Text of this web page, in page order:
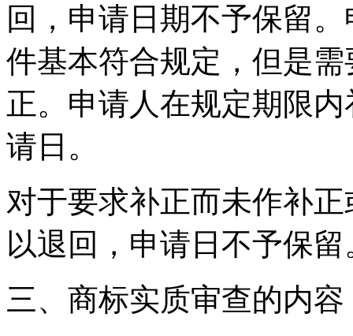
回，申请日期不予保留
件基本符合规定，但是
正。申请人在规定期限
请日。
对于要求补正而未作补
以退回，申请日不予保留
三、商标实质审查的内容